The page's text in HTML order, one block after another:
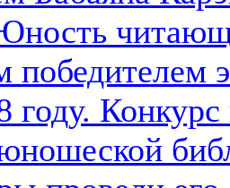
победителем
году.